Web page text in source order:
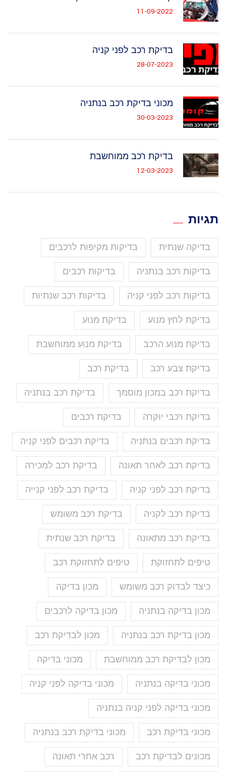
11-09-2022
בדיקת רכב לפני קניה
28-07-2023
מכוני בדיקת רכב בנתניה
30-03-2023
בדיקת רכב ממוחשבת
12-03-2023
תגיות
בדיקה שנתית בדיקות מקיפות לרכבים
בדיקות רכב בנתניה בדיקות רכבים
בדיקות רכב לפני קניה בדיקות רכב שנתיות
בדיקת לחץ מנוע בדיקת מנוע
בדיקת מנוע הרכב בדיקת מנוע ממוחשבת
בדיקת צבע רכב בדיקת רכב
בדיקת רכב במכון מוסמך בדיקת רכב בנתניה
בדיקת רכבי יוקרה בדיקת רכבים
בדיקת רכבים בנתניה בדיקת רכבים לפני קניה
בדיקת רכב לאחר תאונה בדיקת רכב למכירה
בדיקת רכב לפני קניה בדיקת רכב לפני קנייה
בדיקת רכב לקניה בדיקת רכב משומש
בדיקת רכב מתאונה בדיקת רכב שנתית
טיפים לתחזוקת טיפים לתחזוקת רכב
כיצד לבדוק רכב משומש מכון בדיקה
מכון בדיקה בנתניה מכון בדיקה לרכבים
מכון בדיקת רכב בנתניה מכון לבדיקת רכב
מכון לבדיקת רכב ממוחשבת מכוני בדיקה
מכוני בדיקה בנתניה מכוני בדיקה לפני קניה
מכוני בדיקה לפני קניה בנתניה
מכוני בדיקת רכב מכוני בדיקת רכב בנתניה
מכונים לבדיקת רכב רכב אחרי תאונה